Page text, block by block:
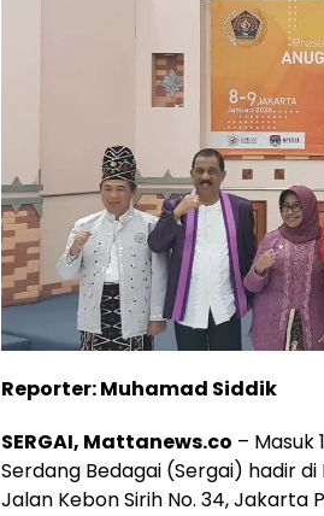
Reporter: Muhamad Siddik
SERGAI, Mattanews.co – Masuk
Serdang Bedagai (Sergai) hadir
Jalan Kebon Sirih No. 34, Jakarta